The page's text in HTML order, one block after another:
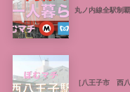
丸ノ内線全駅制
［八王子市 西